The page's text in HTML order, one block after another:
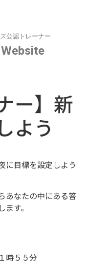
公認トレーナー
ー】新
よう
に目標を設定しよう
あなたの中にある答
す。
時５５分